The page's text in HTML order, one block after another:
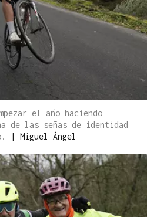
el año haciendo
de las señas de identidad
| Miguel Ángel